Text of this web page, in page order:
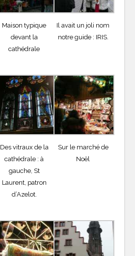
Maison typique
devant la
cathédrale
Il avait un joli nom
notre guide : IRIS.
Des vitraux de la
cathédrale : à
gauche, St
Laurent, patron
d’Azelot.
Sur le marché de
Noël